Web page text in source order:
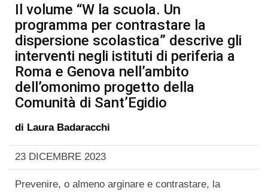
Il volume “W la scuola. Un
programma per contrastare la
dispersione scolastica” descrive gli
interventi negli istituti di periferia a
Roma e Genova nell’ambito
dell’omonimo progetto della
Comunità di Sant’Egidio
di Laura Badaracchi
23 DICEMBRE 2023
Prevenire, o almeno arginare e contrastare, la